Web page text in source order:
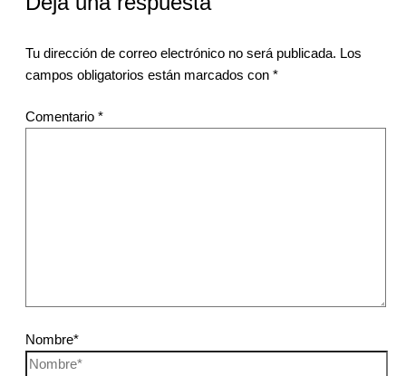
Tu dirección de correo electrónico no será publicada. Los
campos obligatorios están marcados con *
Comentario *
Nombre*